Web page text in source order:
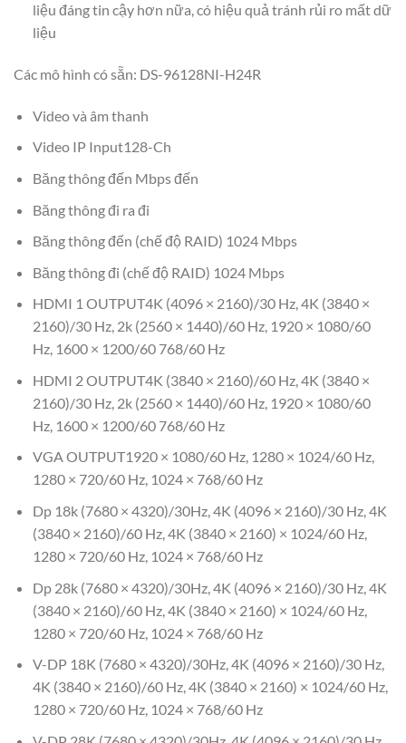
liệu đáng tin cậy hơn nữa, có hiệu quả tránh rủi ro mất dữ
liệu
Các mô hình có sẵn: DS-96128NI-H24R
Video và âm thanh
Video IP Input128-Ch
Băng thông đến Mbps đến
Băng thông đi ra đi
Băng thông đến (chế độ RAID) 1024 Mbps
Băng thông đi (chế độ RAID) 1024 Mbps
HDMI 1 OUTPUT4K (4096 × 2160)/30 Hz, 4K (3840 ×
2160)/30 Hz, 2k (2560 × 1440)/60 Hz, 1920 × 1080/60
Hz, 1600 × 1200/60 768/60 Hz
HDMI 2 OUTPUT4K (3840 × 2160)/60 Hz, 4K (3840 ×
2160)/30 Hz, 2k (2560 × 1440)/60 Hz, 1920 × 1080/60
Hz, 1600 × 1200/60 768/60 Hz
VGA OUTPUT1920 × 1080/60 Hz, 1280 × 1024/60 Hz,
1280 × 720/60 Hz, 1024 × 768/60 Hz
Dp 18k (7680 × 4320)/30Hz, 4K (4096 × 2160)/30 Hz, 4K
(3840 × 2160)/60 Hz, 4K (3840 × 2160) × 1024/60 Hz,
1280 × 720/60 Hz, 1024 × 768/60 Hz
Dp 28k (7680 × 4320)/30Hz, 4K (4096 × 2160)/30 Hz, 4K
(3840 × 2160)/60 Hz, 4K (3840 × 2160) × 1024/60 Hz,
1280 × 720/60 Hz, 1024 × 768/60 Hz
V-DP 18K (7680 × 4320)/30Hz, 4K (4096 × 2160)/30 Hz,
4K (3840 × 2160)/60 Hz, 4K (3840 × 2160) × 1024/60 Hz,
1280 × 720/60 Hz, 1024 × 768/60 Hz